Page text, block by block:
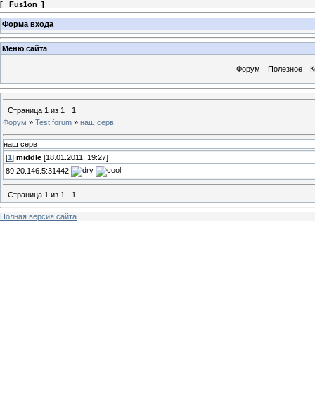
[ _ Fus1on_ ]
Форма входа
Меню сайта
Форум Полезное
Страница 1 из 1
1
Форум » Test forum » наш серв
наш серв
[1 ] middle [18.01.2011, 19:27]
89.20.146.5:31442
Страница 1 из 1 1
Полная версия сайта